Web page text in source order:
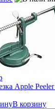
Apple
В корзину